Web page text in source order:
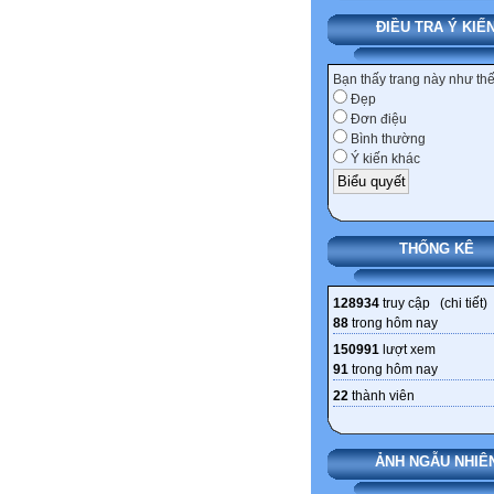
ĐIỀU TRA Ý KIẾN
Bạn thấy trang này như
Đẹp
Đơn điệu
Bình thường
Ý kiến khác
THỐNG KÊ
128934 truy cập (chi tiết)
88 trong hôm nay
150991 lượt xem
91 trong hôm nay
22 thành viên
ẢNH NGẪU